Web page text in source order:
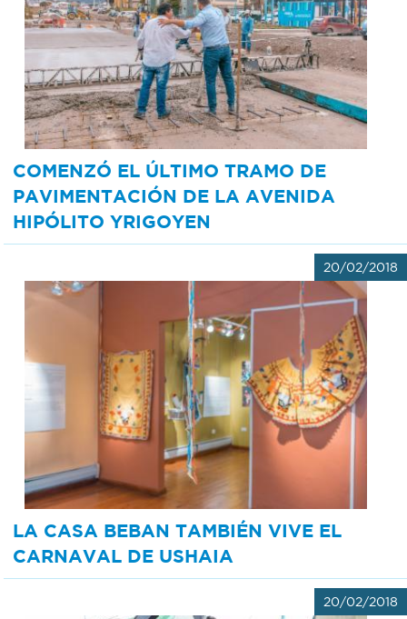
COMENZÓ EL ÚLTIMO TRAMO DE
PAVIMENTACIÓN DE LA AVENIDA
HIPÓLITO YRIGOYEN
20/02/2018
LA CASA BEBAN TAMBIÉN VIVE EL
CARNAVAL DE USHAIA
20/02/2018